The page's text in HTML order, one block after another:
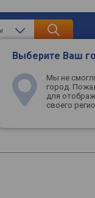
Выберите Ваш
Мы не
город.
для
своего
техника